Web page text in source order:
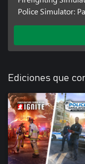
Police Simulator:
Ediciones que